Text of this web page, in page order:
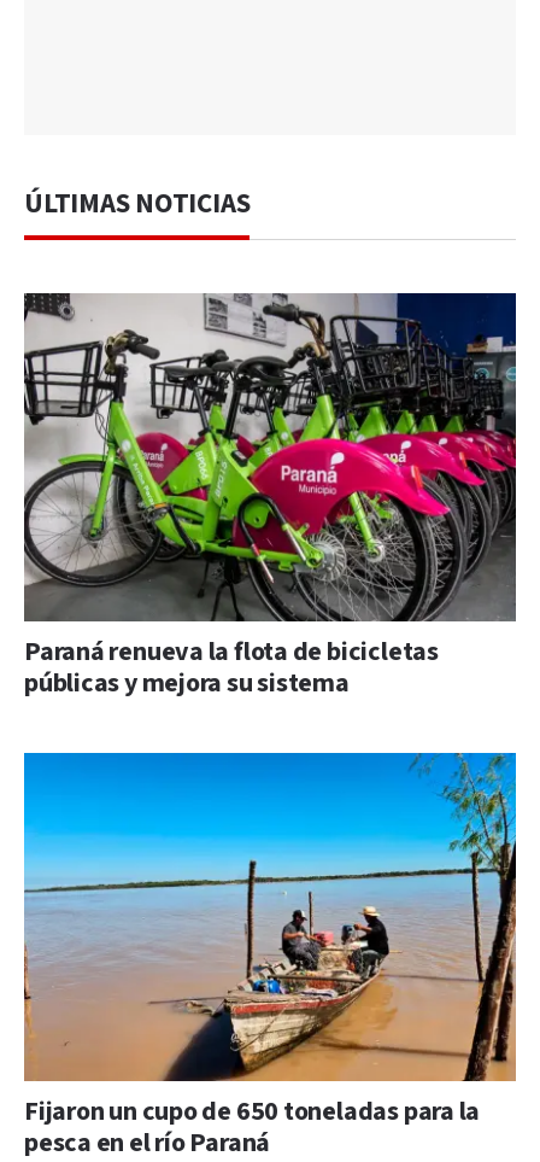
ÚLTIMAS NOTICIAS
Paraná renueva la flota de bicicletas
públicas y mejora su sistema
Fijaron un cupo de 650 toneladas para la
pesca en el río Paraná